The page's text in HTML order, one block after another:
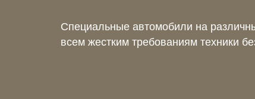
Специальные автомобили на
всем жестким требованиям техники